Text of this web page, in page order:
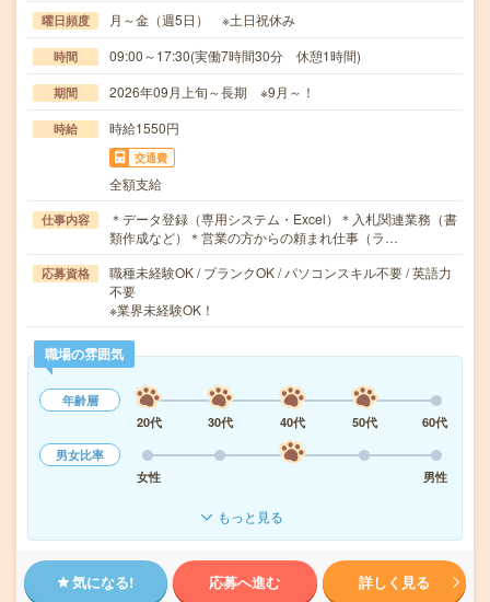
曜日頻度 月～金（週5日） ※土日祝休み
時間 09:00～17:30(実働7時間30分 休憩1時間)
期間 2026年09月上旬～長期 ※9月～！
時給 時給1550円
交通費
全額支給
仕事内容
＊データ登録（専用システム・Excel）＊入札関連業務（書
類作成など）＊営業の方からの頼まれ仕事（ラ…
応募資格
職種未経験OK / ブランクOK / パソコンスキル不要 / 英語力
不要
※業界未経験OK！
職場の雰囲気
年齢層
20代
30代 40代 50代
60代
男女比率
女性
男性
もっと見る
気になる! 応募へ進む 詳しく見る